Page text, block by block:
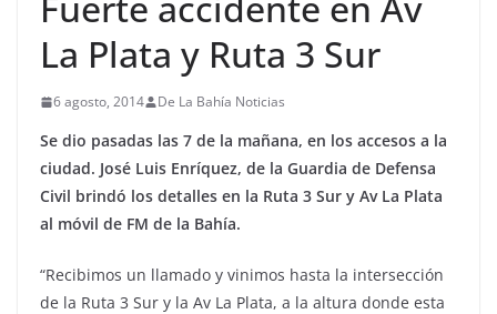
La Plata y Ruta 3 Sur
6 agosto, 2014 De La Bahía Noticias
Se dio pasadas las 7 de la mañana, en los accesos a la
ciudad. José Luis Enríquez, de la Guardia de Defensa
Civil brindó los detalles en la Ruta 3 Sur y Av La Plata
al móvil de FM de la Bahía.
“Recibimos un llamado y vinimos hasta la intersección
de la Ruta 3 Sur y la Av La Plata, a la altura donde esta